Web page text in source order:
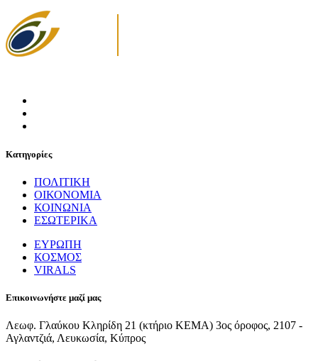
Κατηγορίες
ΠΟΛΙΤΙΚΗ
ΟΙΚΟΝΟΜΙΑ
ΚΟΙΝΩΝΙΑ
ΕΣΩΤΕΡΙΚΑ
ΕΥΡΩΠΗ
ΚΟΣΜΟΣ
VIRALS
Επικοινωνήστε μαζί μας
Λεωφ. Γλαύκου Κληρίδη 21 (κτήριο ΚΕΜΑ) 3ος όροφος, 2107 -
Αγλαντζιά, Λευκωσία, Κύπρος